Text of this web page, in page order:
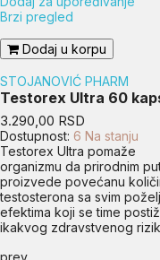
Brzi pregled
Dodaj u korpu
STOJANOVIĆ PHARM
Testorex Ultra 60
Cena
3.290,00 RSD
Dostupnost: 6 Na stanju
Testorex Ultra pomaže
organizmu da prirodnim
proizvede povećanu
testosterona sa svim
efektima koji se time
ikakvog zdravstvenog